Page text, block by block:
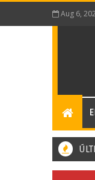
Aug 6,
DA EDUCAÇÃO BÁSICA